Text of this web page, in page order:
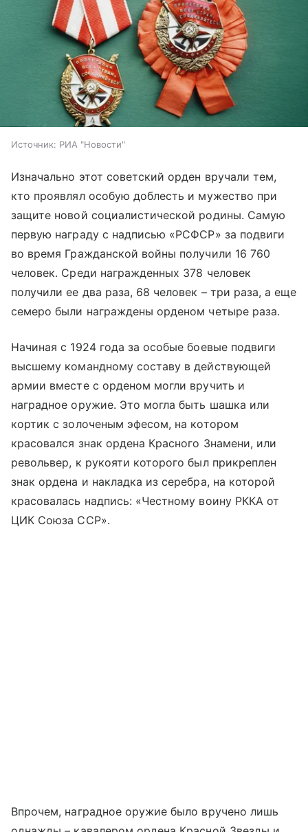
Источник: РИА "Новости"
Изначально этот советский орден вручали тем,
кто проявлял особую доблесть и мужество при
защите новой социалистической родины. Самую
первую награду с надписью «РСФСР» за подвиги
во время Гражданской войны получили 16 760
человек. Среди награжденных 378 человек
получили ее два раза, 68 человек – три раза, а еще
семеро были награждены орденом четыре раза.
Начиная с 1924 года за особые боевые подвиги
высшему командному составу в действующей
армии вместе с орденом могли вручить и
наградное оружие. Это могла быть шашка или
кортик с золоченым эфесом, на котором
красовался знак ордена Красного Знамени, или
револьвер, к рукояти которого был прикреплен
знак ордена и накладка из серебра, на которой
красовалась надпись: «Честному воину РККА от
ЦИК Союза ССР».
Впрочем, наградное оружие было вручено лишь